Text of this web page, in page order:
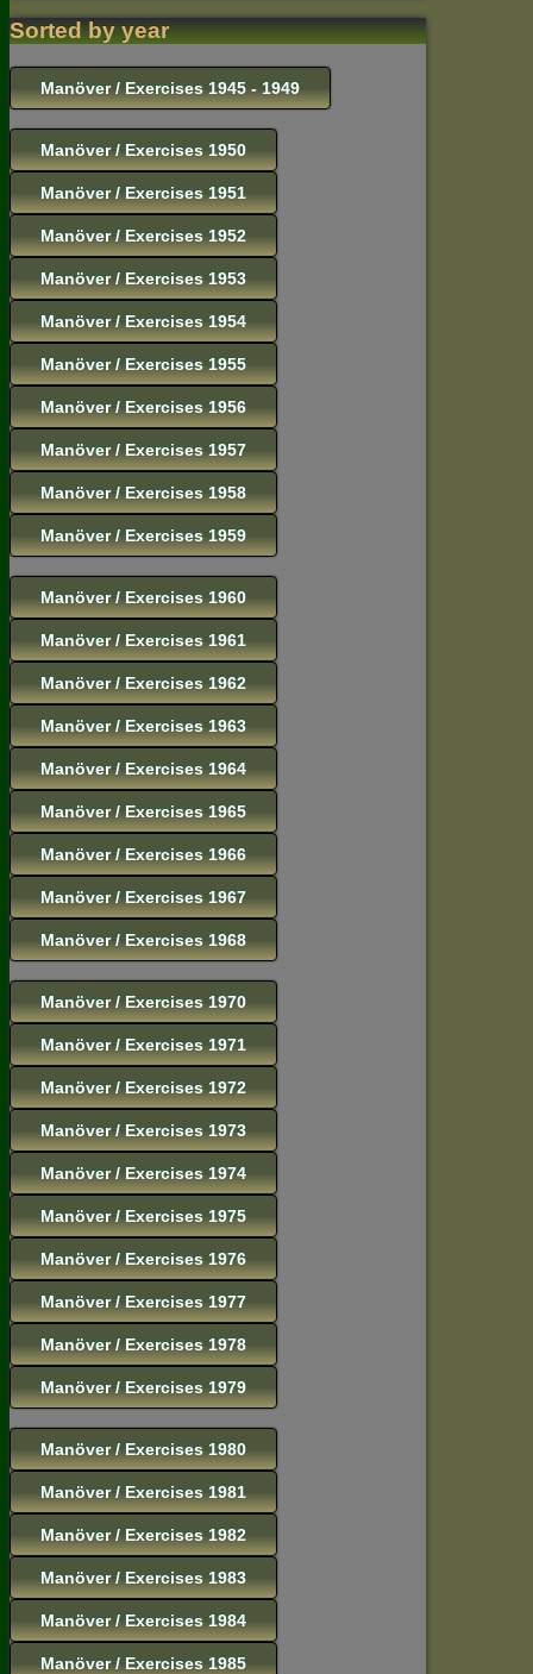
Sorted by year
Manöver / Exercises 1945 - 1949
Manöver / Exercises 1950
Manöver / Exercises 1951
Manöver / Exercises 1952
Manöver / Exercises 1953
Manöver / Exercises 1954
Manöver / Exercises 1955
Manöver / Exercises 1956
Manöver / Exercises 1957
Manöver / Exercises 1958
Manöver / Exercises 1959
Manöver / Exercises 1960
Manöver / Exercises 1961
Manöver / Exercises 1962
Manöver / Exercises 1963
Manöver / Exercises 1964
Manöver / Exercises 1965
Manöver / Exercises 1966
Manöver / Exercises 1967
Manöver / Exercises 1968
Manöver / Exercises 1970
Manöver / Exercises 1971
Manöver / Exercises 1972
Manöver / Exercises 1973
Manöver / Exercises 1974
Manöver / Exercises 1975
Manöver / Exercises 1976
Manöver / Exercises 1977
Manöver / Exercises 1978
Manöver / Exercises 1979
Manöver / Exercises 1980
Manöver / Exercises 1981
Manöver / Exercises 1982
Manöver / Exercises 1983
Manöver / Exercises 1984
Manöver / Exercises 1985